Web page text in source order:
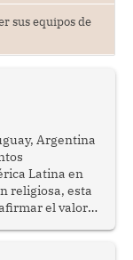
sus equipos de
Argentina
Latina en
religiosa, esta
el valor